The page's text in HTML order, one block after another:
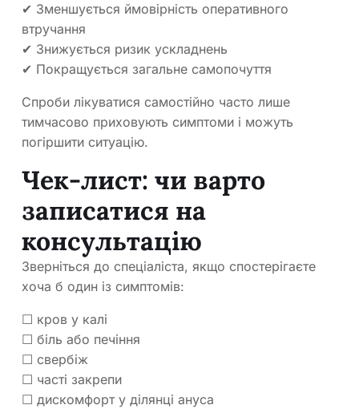
✔ Зменшується ймовірність оперативного
втручання
✔ Знижується ризик ускладнень
✔ Покращується загальне самопочуття
Спроби лікуватися самостійно часто лише
тимчасово приховують симптоми і можуть
погіршити ситуацію.
Чек-лист: чи варто
записатися на
консультацію
Зверніться до спеціаліста, якщо спостерігаєте
хоча б один із симптомів:
☐ кров у калі
☐ біль або печіння
☐ свербіж
☐ часті закрепи
☐ дискомфорт у ділянці ануса